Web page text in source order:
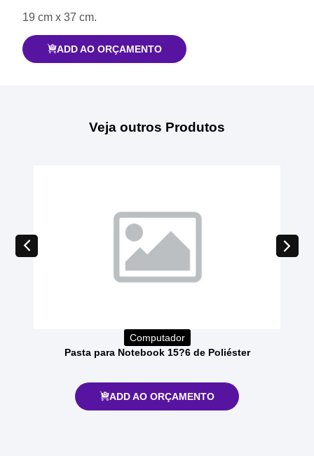
19 cm x 37 cm.
ADD AO ORÇAMENTO
Veja outros Produtos
Computador
Pasta para Notebook 15?6 de Poliéster
ADD AO ORÇAMENTO